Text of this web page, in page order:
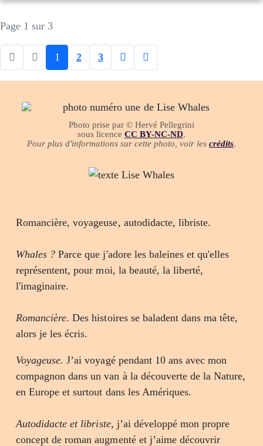
Page 1 sur 3
1 2 3
Photo prise par © Hervé Pellegrini
sous licence CC BY-NC-ND.
Pour plus d'informations sur cette photo, voir les crédits.
Romancière, voyageuse, autodidacte, libriste.
Whales ? Parce que j'adore les baleines et qu'elles
représentent, pour moi, la beauté, la liberté,
l'imaginaire.
Romancière. Des histoires se baladent dans ma tête,
alors je les écris.
Voyageuse. J’ai voyagé pendant 10 ans avec mon
compagnon dans un van à la découverte de la Nature,
en Europe et surtout dans les Amériques.
Autodidacte et libriste, j’ai développé mon propre
concept de roman augmenté et j’aime découvrir